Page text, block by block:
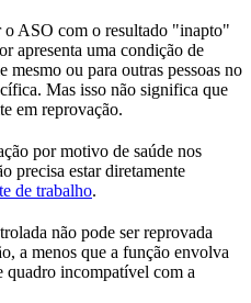
ASO com o resultado "inapto"
apresenta uma condição de
mesmo ou para outras pessoas no
Mas isso não significa que
em reprovação.
por motivo de saúde nos
precisa estar diretamente
de trabalho.
não pode ser reprovada
a menos que a função envolva
quadro incompatível com a